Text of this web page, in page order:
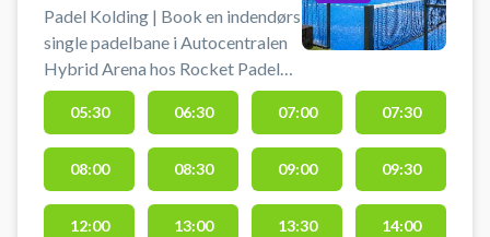
Padel Kolding | Book en indendørs
single padelbane i Autocentralen
Hybrid Arena hos Rocket Padel
Kolding. Lej singlebane og spil
padel i Rocket Padel Koldings
padelcenter beliggende side-om-
side med Sparekassen Kronjylland
Kolding. Padelcentret har 8
05:30 06:30 07:00 07:30
08:00 08:30 09:00 09:30
12:00 13:00 13:30 14:00